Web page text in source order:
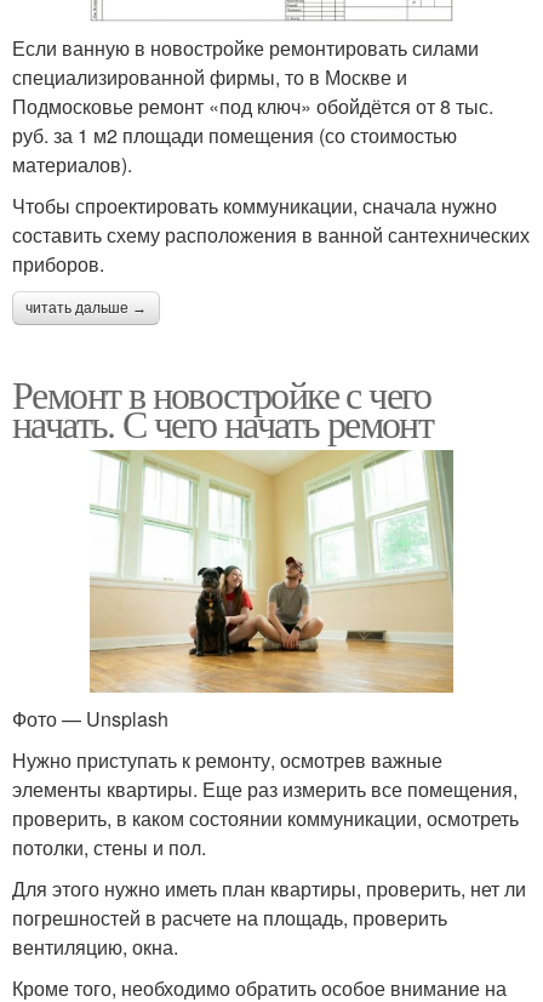
Если ванную в новостройке ремонтировать силами
специализированной фирмы, то в Москве и
Подмосковье ремонт «под ключ» обойдётся от 8 тыс.
руб. за 1 м2 площади помещения (со стоимостью
материалов).
Чтобы спроектировать коммуникации, сначала нужно
составить схему расположения в ванной сантехнических
приборов.
читать дальше →
Ремонт в новостройке с чего
начать. С чего начать ремонт
Фото — Unsplash
Нужно приступать к ремонту, осмотрев важные
элементы квартиры. Еще раз измерить все помещения,
проверить, в каком состоянии коммуникации, осмотреть
потолки, стены и пол.
Для этого нужно иметь план квартиры, проверить, нет ли
погрешностей в расчете на площадь, проверить
вентиляцию, окна.
Кроме того, необходимо обратить особое внимание на